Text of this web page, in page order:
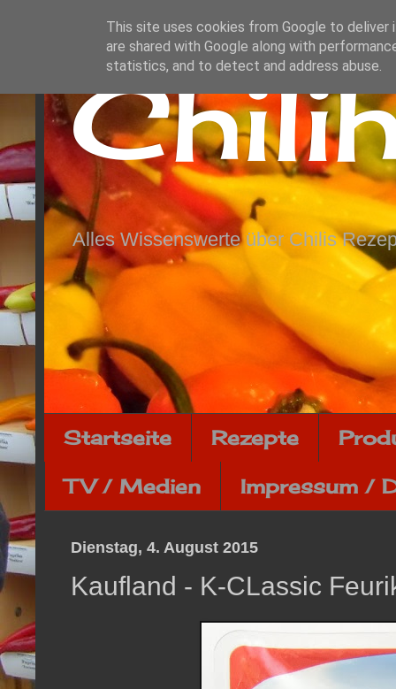
Alles Wissenswerte über Chilis
Startseite Rezepte
TV / Medien Impressum /
Dienstag, 4. August 2015
Kaufland - K-CLassic
This site uses cookies from Google to deliver
are shared with Google along with
statistics, and to detect and address abuse.